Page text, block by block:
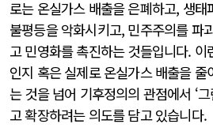
로는 온실가스 배출을 은폐하고, 생
불평등을 악화시키고, 민주주의를 파
고 민영화를 촉진하는 것들입니다. 이
인지 혹은 실제로 온실가스 배출을
는 것을 넘어 기후정의의 관점에서 ‘
고 확장하려는 의도를 담고 있습니다.